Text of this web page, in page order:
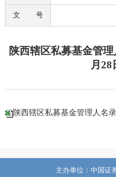
文 号
陕西辖区私募基金管
月28
陕西辖区私募基金管理人名录
主办单位：中国证